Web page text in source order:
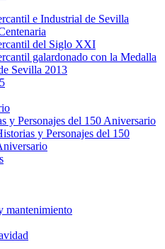
e Industrial de Sevilla
del Siglo XXI
galardonado con la Medalla
Sevilla 2013
y Personajes del 150 Aniversario
y Personajes del 150
mantenimiento